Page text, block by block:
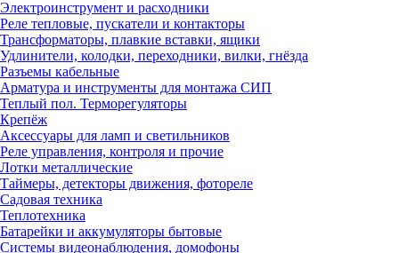
Электроинструмент и расходники
Реле тепловые, пускатели и контакторы
Трансформаторы, плавкие вставки, ящики
Удлинители, колодки, переходники, вилки, гнёзда
Разъемы кабельные
Арматура и инструменты для монтажа СИП
Теплый пол. Терморегуляторы
Крепёж
Аксессуары для ламп и светильников
Реле управления, контроля и прочие
Лотки металлические
Таймеры, детекторы движения, фотореле
Садовая техника
Теплотехника
Батарейки и аккумуляторы бытовые
Системы видеонаблюдения, домофоны